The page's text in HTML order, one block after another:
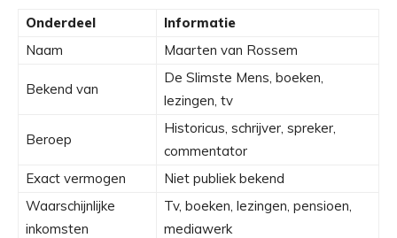
Onderdeel
Informatie
Naam
Maarten van Rossem
Bekend van
De Slimste Mens, boeken,
lezingen, tv
Beroep
Historicus, schrijver, spreker,
commentator
Exact vermogen
Niet publiek bekend
Waarschijnlijke
inkomsten
Tv, boeken, lezingen, pensioen,
mediawerk